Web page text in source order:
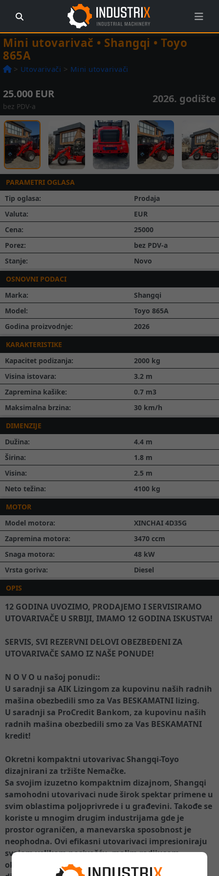
Mini utovarivač • Shangqi • Toyo
865A
> Utovarivači > Mini utovarivači
25.000 EUR
bez PDV-a
2026. godište
1 / 16
Prethodna
PARAMETRI OGLASA
Tip oglasa:
Prodaja
Valuta:
EUR
Cena:
25000
Porez:
bez PDV-a
Stanje:
Novo
OSNOVNI PODACI
Marka:
Shangqi
Model:
Toyo 865A
Godina proizvodnje:
2026
KARAKTERISTIKE
Kapacitet podizanja:
2000 kg
Visina istovara:
3.2 m
Zapremina kašike:
0.7 m3
Maksimalna brzina:
30 km/h
DIMENZIJE
Dužina:
4.4 m
Širina:
1.8 m
Visina:
2.5 m
Neto težina:
4100 kg
MOTOR
Model motora:
XINCHAI 4D35G
Zapremina motora:
3470 ccm
Snaga motora:
48 kW
Vrsta goriva:
Diesel
OPIS
12 GODINA UVOZIMO, PRODAJEMO I SERVISIRAMO
UTOVARIVAČE U SRBIJI, IMAMO 12 GODINA ISKUSTVA!
SERVIS, SVI REZERVNI DELOVI OBEZBEĐENI ZA
UTOVARIVAČE SAMO IZ NAŠE PONUDE!
N O V O u našoj ponudi::
U saradnji sa AIK Lizingom za kupovinu naših radnih
mašina obezbedili smo za Vas BESKAMATNI lizing.
U saradnji sa ProCredit Bankom, za kupovinu naših
radnih mašina obezbedili smo za Vas BESKAMATNI
kredit!
Okretni kompaktni utovarivac Shangqi-Toyo
dizajnirani za tržište Nemačke.
Sa svojim izuzetno kompaktnim dizajnom, Shangqi
samohodni utovarivaci nude širok spektar primene u
svim oblastima poljoprivrede i u građevini. Takođe se
koriste u mnogim drugim industrijama gde je
prostor ograničen, a manevarska sposobnost je
neophodna. Ovi efikasni utovarivaci impresioniraju
svojom velikom nosivošću, malim radijusom
okretanja, malom radnom težinom I jedinstvenim